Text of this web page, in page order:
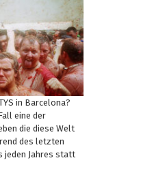
in Barcelona?
eine der
die diese Welt
des letzten
jeden Jahres statt